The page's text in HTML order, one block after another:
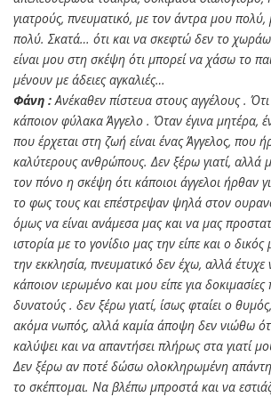
γιατρούς, πνευματικό, με τον άντρα μου
πολύ. Σκατά… ότι και να σκεφτώ δεν το
είναι μου στη σκέψη ότι μπορεί να χάσω το
μένουν με άδειες αγκαλιές…
Φάνη :Ανέκαθεν πίστευα στους αγγέλους .
κάποιον φύλακα Άγγελο . Όταν έγινα μητέρα,
που έρχεται στη ζωή είναι ένας Άγγελος, που
καλύτερους ανθρώπους. Δεν ξέρω γιατί, αλλά
τον πόνο η σκέψη ότι κάποιοι άγγελοι ήρθαν
το φως τους και επέστρεψαν ψηλά στον
όμως να είναι ανάμεσα μας και να μας
ιστορία με το γονίδιο μας την είπε και ο
την εκκλησία, πνευματικό δεν έχω, αλλά
κάποιον ιερωμένο και μου είπε για
δυνατούς . δεν ξέρω γιατί, ίσως φταίει ο
ακόμα νωπός, αλλά καμία άποψη δεν νιώθω
καλύψει και να απαντήσει πλήρως στα γιατί
Δεν ξέρω αν ποτέ δώσω ολοκληρωμένη
το σκέπτομαι. Να βλέπω μπροστά και να